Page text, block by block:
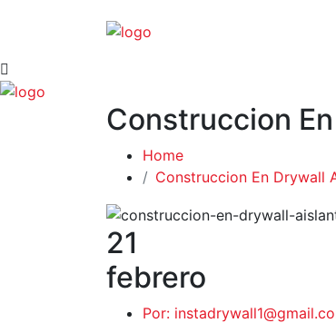
Construccion
Home
Construccion En Drywall
21
febrero
Por: